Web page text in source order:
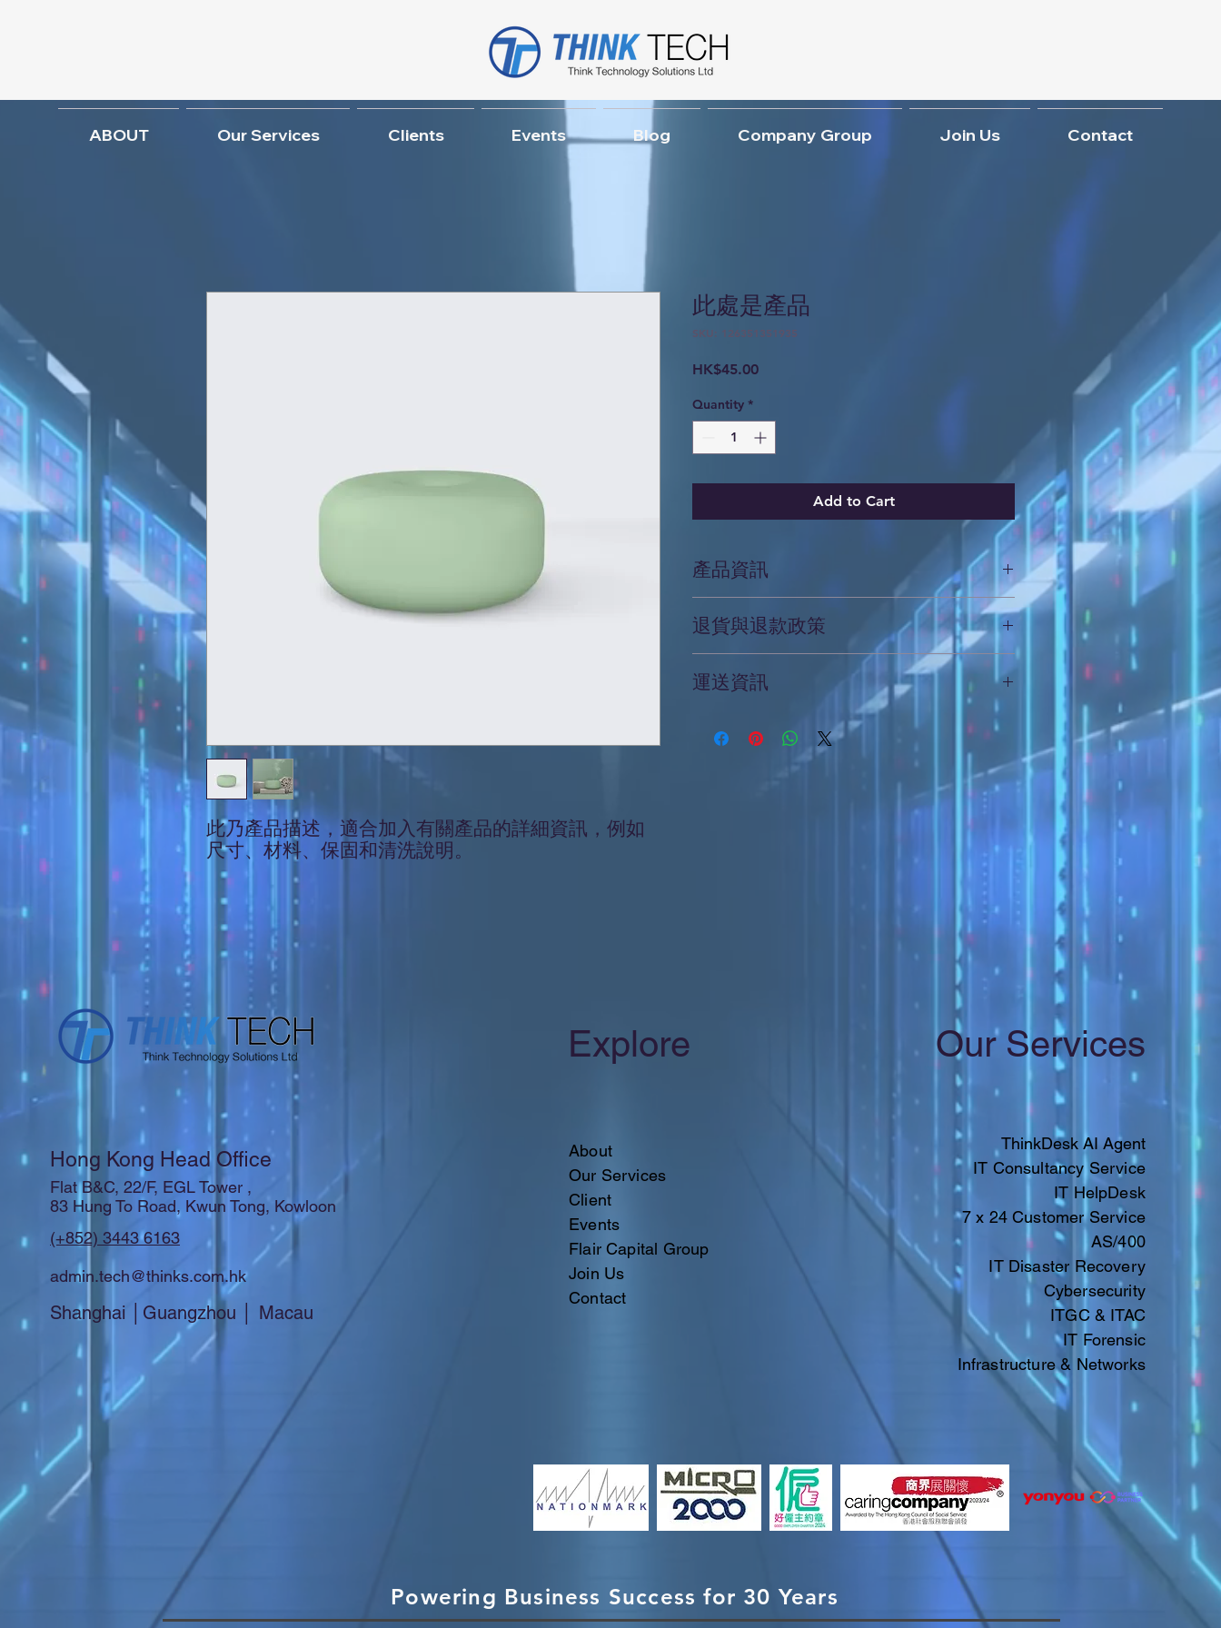
ABOUT Our Services Clients Events Blog Company Group Join Us Contact
此乃產品描述，適合加入有關產品的詳細資訊，例如
尺寸、材料、保固和清洗說明。
此處是產品
SKU: 126351351935
HK$45.00Price
Quantity *
Add to Cart
產品資訊
這是產品詳情，適合加入有關產品的更多資訊，例如尺
寸、材料、保固和清洗說明。另外，您也可在此處形容產
品的獨特之處，以及可給客戶帶來的好處。買家總是希望
能在購買之前清楚了解產品。所以請盡量提供資訊，讓顧
客有信心和决心購買產品。
退貨與退款政策
這是退貨與退款政策，適合向客戶解釋如何處理不滿意的
產品。撰寫政策時，請盡量開門見山，以便建立互信，讓
運送資訊
這是個運送政策，適合加入與運送方法、包裝和費用相關
的資訊。撰寫政策時，請盡量開門見山，以便建立互信，
讓顧客有信心購買您的產品。
Hong Kong Head Office
Flat B&C, 22/F, EGL Tower ,
83 Hung To Road, Kwun Tong, Kowloon
(+852) 3443 6163
admin.tech@thinks.com.hk
Shanghai │Guangzhou │ Macau
Explore
About
Our Services
Client
Events
Flair Capital Group
Join Us
Contact
Our Services
ThinkDesk AI Agent
IT Consultancy Service
IT HelpDesk
7 x 24 Customer Service
AS/400
IT Disaster Recovery
Cybersecurity
ITGC & ITAC​​
IT Forensic
Infrastructure & Networks
Powering Business Success for 30 Years